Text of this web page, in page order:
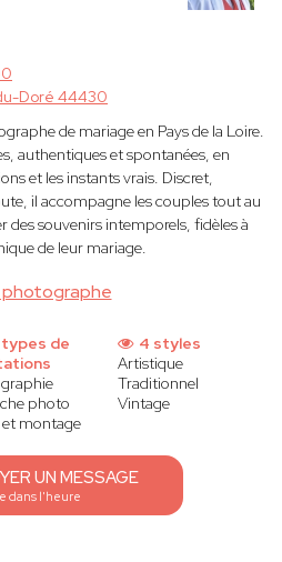
photographe
Doré 44430
de mariage en Pays de la Loire.
authentiques et spontanées, en
et les instants vrais. Discret,
il accompagne les couples tout au
des souvenirs intemporels, fidèles à
de leur mariage.
types de
photo
montage
4 styles
Artistique
Traditionnel
Vintage
UN MESSAGE
dans l'heure